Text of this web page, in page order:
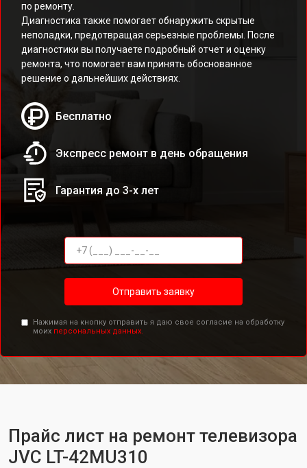
по ремонту.
Диагностика также помогает обнаружить скрытые
неполадки, предотвращая серьезные проблемы. После
диагностики вы получаете подробный отчет и оценку
ремонта, что помогает вам принять обоснованное
решение о дальнейших действиях.
Бесплатно
Экспресс ремонт в день обращения
Гарантия до 3-х лет
Отправить заявку
Нажимая на кнопку отправить я даю свое согласие на обработку
моих персональных данных.
Прайс лист на ремонт телевизора
JVC LT-42MU310